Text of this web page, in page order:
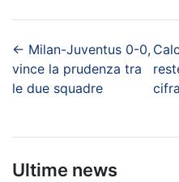
← Milan-Juventus 0-0,
vince la prudenza tra
le due squadre
Ultime news